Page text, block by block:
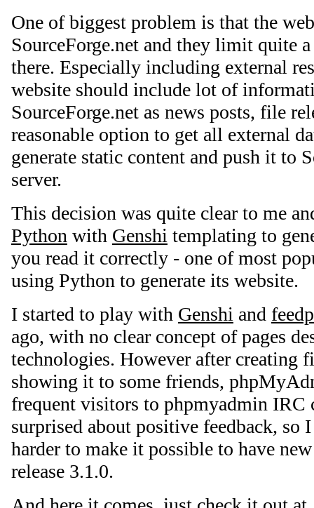
One of biggest problem is that the
SourceForge.net and they limit quite
there. Especially including external
website should include lot of
SourceForge.net as news posts, file
reasonable option to get all external
generate static content and push it to
server.
This decision was quite clear to me
Python with Genshi templating to
you read it correctly - one of most
using Python to generate its website.
I started to play with Genshi and
ago, with no clear concept of pages
technologies. However after creating
showing it to some friends,
frequent visitors to phpmyadmin IRC
surprised about positive feedback, so
harder to make it possible to have
release 3.1.0.